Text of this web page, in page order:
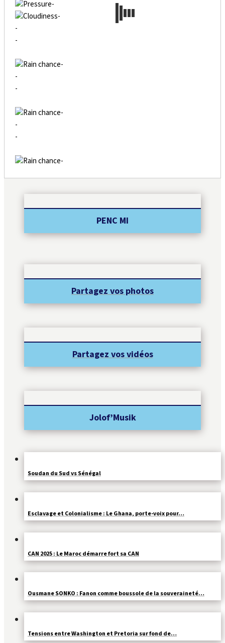
Soudan du Sud vs Sénégal
Esclavage et Colonialisme : Le Ghana, porte-voix pour…
CAN 2025 : Le Maroc démarre fort sa CAN
Ousmane SONKO : Fanon comme boussole de la souveraineté…
Tensions entre Washington et Pretoria sur fond de…
-
-
-
-
-
-
-
-
-
-
-
PENC MI
Partagez vos photos
Partagez vos vidéos
Jolof’Musik